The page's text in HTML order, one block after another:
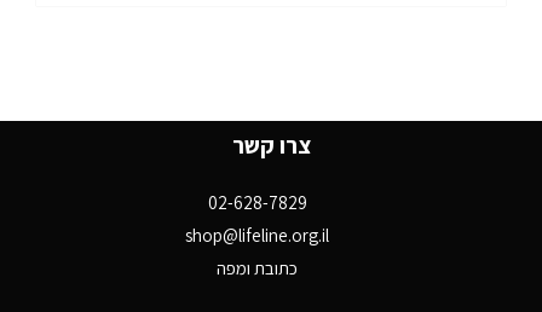
צרו קשר
02-628-7829
shop@lifeline.org.il
כתובת ומפה